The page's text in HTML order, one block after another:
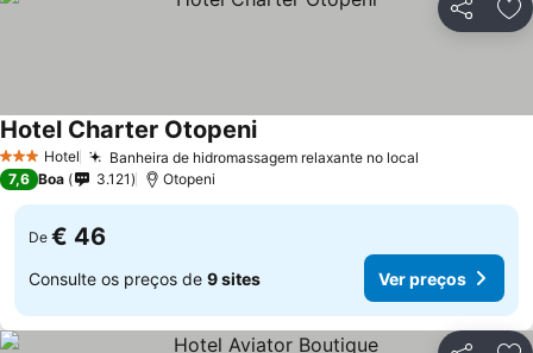
Partilhar
3 EstrelasHotel Banheira de hidromassagem relaxante no local
Hotel Charter OtopeniVer preços
7,6 Boa 3.121 Otopeni
De € 46
Consulte os preços de 9 sites Ver preços